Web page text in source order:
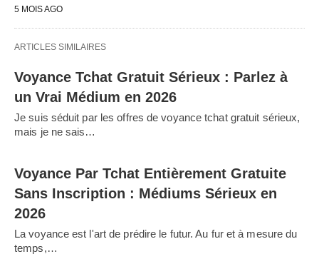
5 MOIS AGO
ARTICLES SIMILAIRES
Voyance Tchat Gratuit Sérieux : Parlez à
un Vrai Médium en 2026
Je suis séduit par les offres de voyance tchat gratuit sérieux,
mais je ne sais…
Voyance Par Tchat Entièrement Gratuite
Sans Inscription : Médiums Sérieux en
2026
La voyance est l'art de prédire le futur. Au fur et à mesure du
temps,…